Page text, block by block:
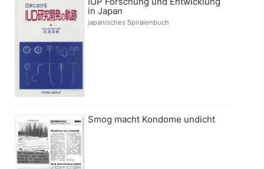
in Japan
japanisches Spiralenbuch
Smog macht Kondome undicht